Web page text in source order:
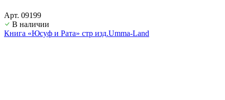
Арт. 09199
В наличии
Книга «Юсуф и Рата» стр изд.Umma-Land